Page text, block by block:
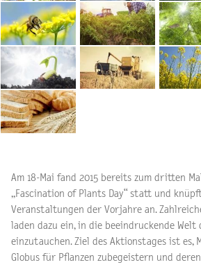
Am 18-Mai fand 2015 bereits zum dritten
„Fascination of Plants Day“ statt und
Veranstaltungen der Vorjahre an.
laden dazu ein, in die beeindruckende Welt
einzutauchen. Ziel des Aktionstages ist es,
Globus für Pflanzen zubegeistern und